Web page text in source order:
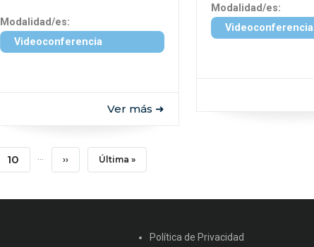
Modalidad/es:
Videoconferencia
Ver más ➜
Modalidad/es:
Videoconferencia
Page
10 … Siguiente
›› Última
Última »
Política de Privacidad